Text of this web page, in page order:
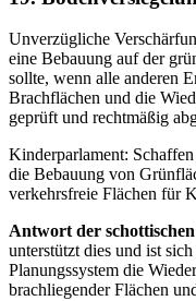
Unverzügliche
eine Bebauung auf der
sollte, wenn alle anderen
Brachflächen und die
geprüft und rechtmäßig
Kinderparlament:
die Bebauung von
verkehrsfreie Flächen für
Antwort der
unterstützt dies und ist
Planungssystem die
brachliegender Flächen